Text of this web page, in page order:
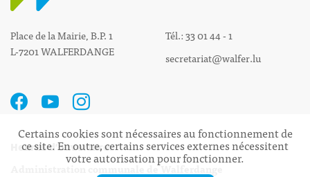
Place de la Mairie, B.P. 1
L-7201 WALFERDANGE
Tél.: 33 01 44 - 1
secretariat@walfer.lu
Heures d’ouverture:
Administration communale de Walferdange
Certains cookies sont nécessaires au fonctionnement de
ce site. En outre, certains services externes nécessitent
votre autorisation pour fonctionner.